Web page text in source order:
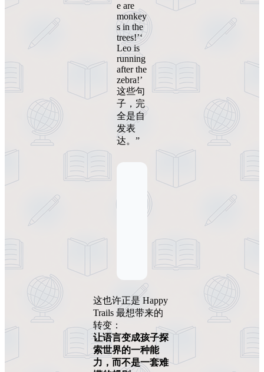
e are
monkey
s in the
trees!’‘
Leo is
running
after the
zebra!’
这些句
子，完
全是自
发表
达。”
这也许正是 Happy
Trails 最想带来的
转变：
让语言变成孩子探
索世界的一种能
力，而不是一套难